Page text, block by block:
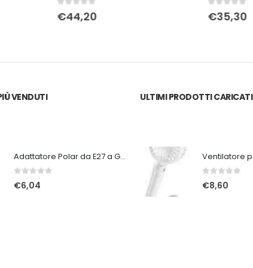
Su 5
€35,30 0Su 5
€15,59
VENDUTI
Adattatore Polar da E27 a GU9
€6,04
ULTIMI PRODOTTI CARICATI
€8,60